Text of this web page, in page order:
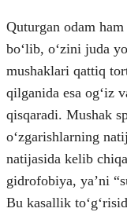
Quturgan odam
boʻlib, oʻzini juda
mushaklari qattiq
qilganida esa ogʻiz
qisqaradi. Mushak
oʻzgarishlarning
natijasida kelib
gidrofobiya, yaʼni
Bu kasallik